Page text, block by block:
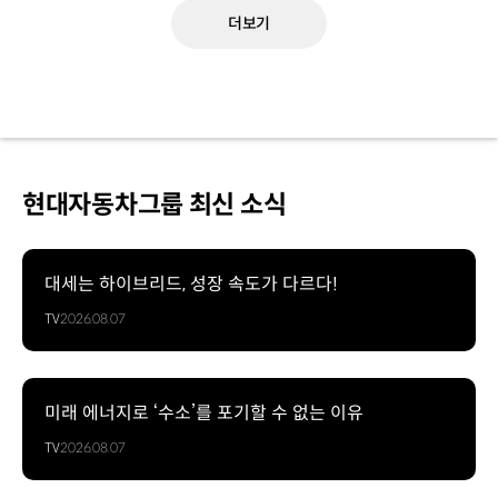
더보기
현대자동차그룹 최신 소식
대세는 하이브리드, 성장 속도가 다르다!
TV2026.08.07
미래 에너지로 ‘수소’를 포기할 수 없는 이유
TV2026.08.07